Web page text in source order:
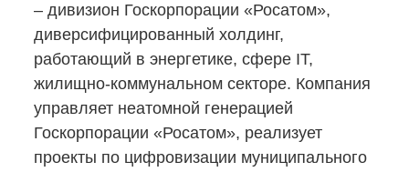
– дивизион Госкорпорации «Росатом»,
диверсифицированный холдинг,
работающий в энергетике, сфере IT,
жилищно-коммунальном секторе. Компания
управляет неатомной генерацией
Госкорпорации «Росатом», реализует
проекты по цифровизации муниципального